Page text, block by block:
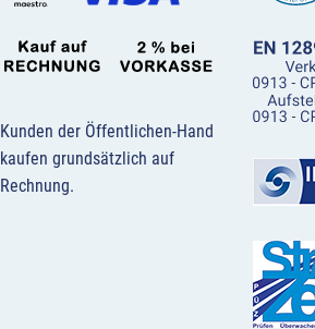
Kunden der Öffentlichen-Hand
kaufen grundsätzlich auf
Rechnung.